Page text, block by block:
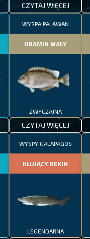
CZYTAJ WIĘCEJ
WYSPA PALAWAN
ORAMIN MAŁY
ZWYCZAJNA
CZYTAJ WIĘCEJ
WYSPY GALAPAGOS
KŁUJĄCY REKIN
LEGENDARNA